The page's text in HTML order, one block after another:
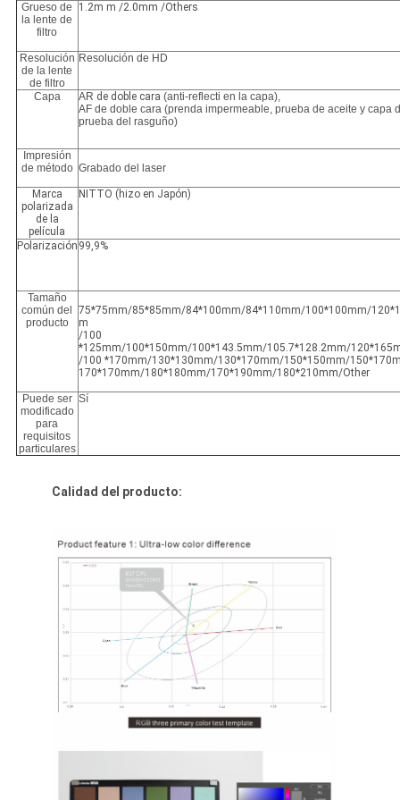
Grueso de
la lente de
filtro
1.2m m /2.0mm /Others
Resolución
de la lente
de filtro
Resolución de HD
Capa AR de doble cara (anti-reflecti en la capa),
AF de doble cara (prenda impermeable, prueba de aceite y capa
prueba del rasguño)
Impresión
de método Grabado del laser
Marca
polarizada
de la
película
NITTO (hizo en Japón)
Polarización 99,9%
Tamaño
común del
producto
75*75mm/85*85mm/84*100mm/84*110mm/100*100mm/
m
/100
*125mm/100*150mm/100*143.5mm/105.7*128.2mm/
/100 *170mm/130*130mm/130*170mm/150*150mm/
170*170mm/180*180mm/170*190mm/180*210mm/Other
Puede ser
modificado
para
requisitos
particulares
Sí
Calidad del producto: